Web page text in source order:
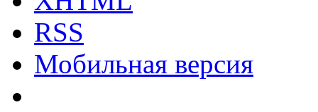
RSS
Мобильная версия